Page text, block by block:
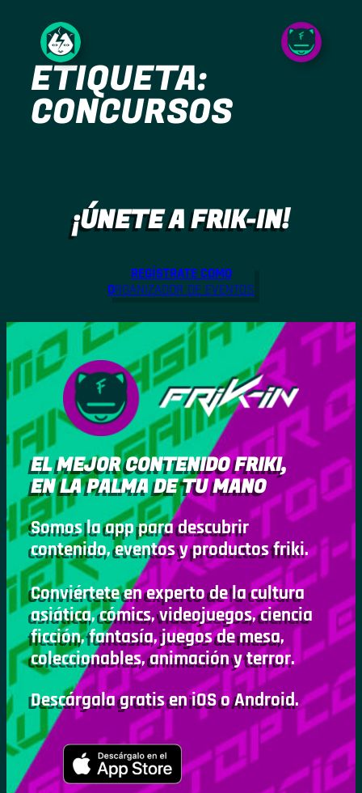
contenido
ETIQUETA:
CONCURSOS
¡ÚNETE A FRIK-IN!
REGÍSTRATE COMO
ORGANIZADOR DE EVENTOS
EL MEJOR CONTENIDO FRIKI,
EN LA PALMA DE TU MANO
Somos la app para descubrir
contenido, eventos y productos friki.
Conviértete en experto de la cultura
asiática, cómics, videojuegos, ciencia
ficción, fantasía, juegos de mesa,
coleccionables, animación y terror.
Descárgala gratis en iOS o Android.